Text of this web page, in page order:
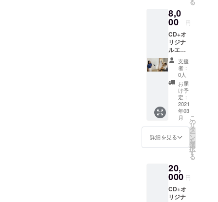
8,0
00 円
CD+オ
リジナ
ルエコ
バッグ
のコー
ス。
支援
者：
0人
お届
け予
定：
2021
年03
月
詳細を見る
こ
の
リ
タ
ー
ン
を
選
択
す
る
20,
000 円
CD+オ
リジナ